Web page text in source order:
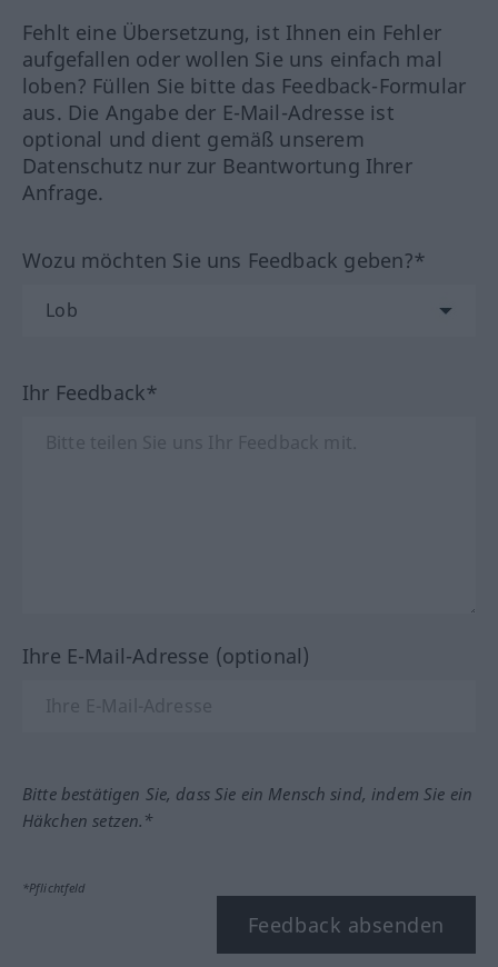
Fehlt eine Übersetzung, ist Ihnen ein Fehler
aufgefallen oder wollen Sie uns einfach mal
loben? Füllen Sie bitte das Feedback-Formular
aus. Die Angabe der E-Mail-Adresse ist
optional und dient gemäß unserem
Datenschutz nur zur Beantwortung Ihrer
Anfrage.
Wozu möchten Sie uns Feedback geben?*
Ihr Feedback*
Ihre E-Mail-Adresse (optional)
Bitte bestätigen Sie, dass Sie ein Mensch sind, indem Sie ein
Häkchen setzen.*
*Pflichtfeld
Feedback absenden